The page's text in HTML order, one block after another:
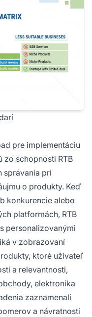
pre implementáciu
zo schopnosti RTB
správania pri
o produkty. Keď
konkurencie alebo
platformách, RTB
personalizovanými
v zobrazovaní
ktoré užívateľ
a relevantnosti,
elektronika
zaznamenali
a návratnosti